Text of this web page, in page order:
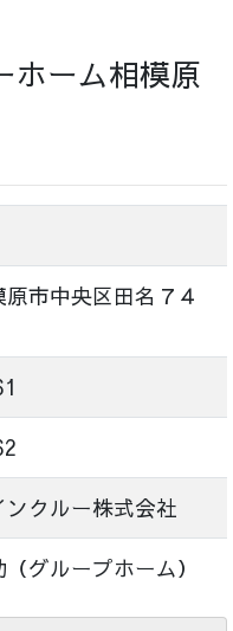
ホーム相模原
市中央区田名７４
ンクルー株式会社
グループホーム）